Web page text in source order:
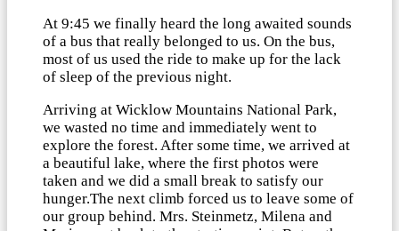
At 9:45 we finally heard the long awaited sounds
of a bus that really belonged to us. On the bus,
most of us used the ride to make up for the lack
of sleep of the previous night.
Arriving at Wicklow Mountains National Park,
we wasted no time and immediately went to
explore the forest. After some time, we arrived at
a beautiful lake, where the first photos were
taken and we did a small break to satisfy our
hunger.The next climb forced us to leave some of
our group behind. Mrs. Steinmetz, Milena and